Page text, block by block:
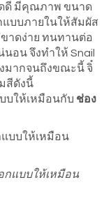
ดดี มีคุณภาพ ขนาด
แบบภายในให้สัมผัส
าดง่าย ทนทานต่อ
อน จึงทำให้ Snail
มากจนถึงขณะนี้ จิ๋
สีดังนี้
บให้เหมือนกับ ช่อง
บบให้เหมือน
กแบบให้เหมือน